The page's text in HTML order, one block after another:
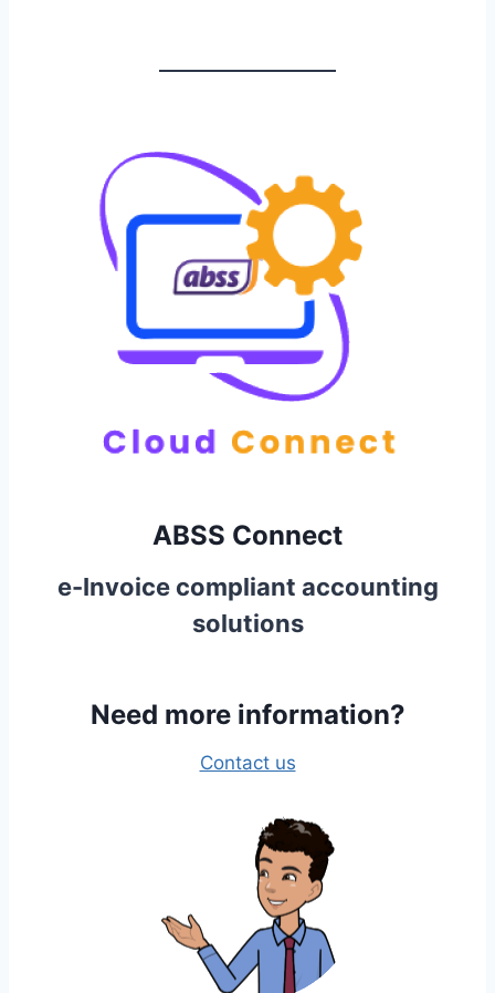
ABSS Connect
e-Invoice compliant accounting
solutions
Need more information?
Contact us